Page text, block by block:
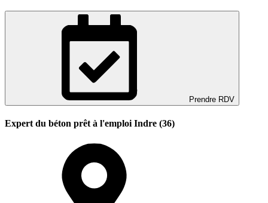
Prendre RDV
Expert du béton prêt à l'emploi Indre (36)